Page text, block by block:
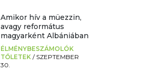
Amikor hív a müezzin,
avagy református
magyarként Albániában
ÉLMÉNYBESZÁMOLÓK
TŐLETEK / SZEPTEMBER
30.